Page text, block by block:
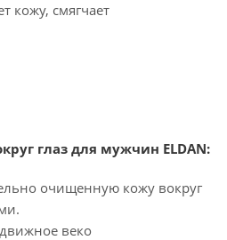
кожу, смягчает
глаз для мужчин ELDAN:
очищенную кожу вокруг
веко